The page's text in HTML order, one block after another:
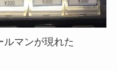
ルマンが現れた